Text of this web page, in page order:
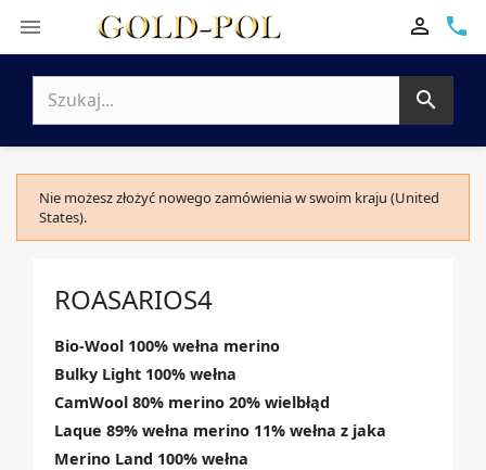
 phone


Nie możesz złożyć nowego zamówienia w swoim kraju (United
States).
ROASARIOS4
Bio-Wool 100% wełna merino
Bulky Light 100% wełna
CamWool 80% merino 20% wielbłąd
Laque 89% wełna merino 11% wełna z jaka
Merino Land 100% wełna